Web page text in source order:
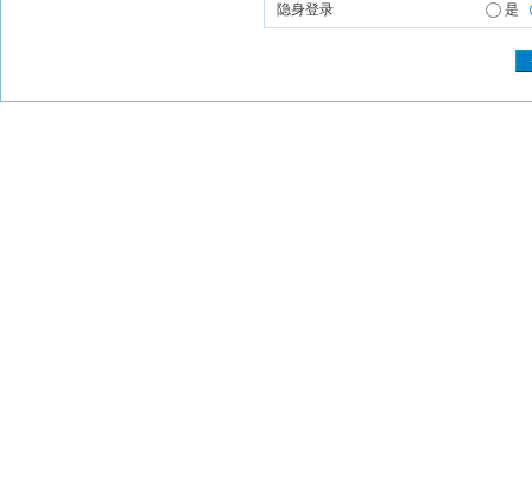
隐身登录 是